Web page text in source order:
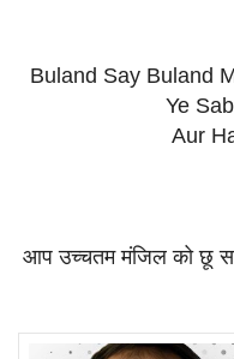
Buland Say Buland
Ye
Aur
आप उच्चतम मंजिल को छू